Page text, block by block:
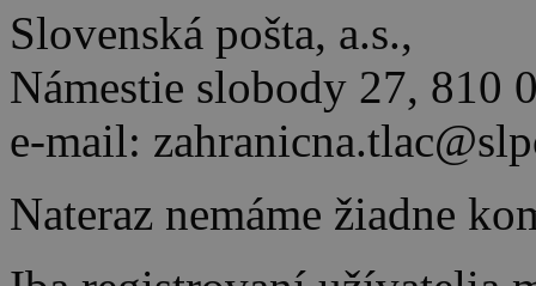
Slovenská pošta, a.s.,
Námestie slobody 27, 810
e-mail:
Nateraz nemáme žiadne